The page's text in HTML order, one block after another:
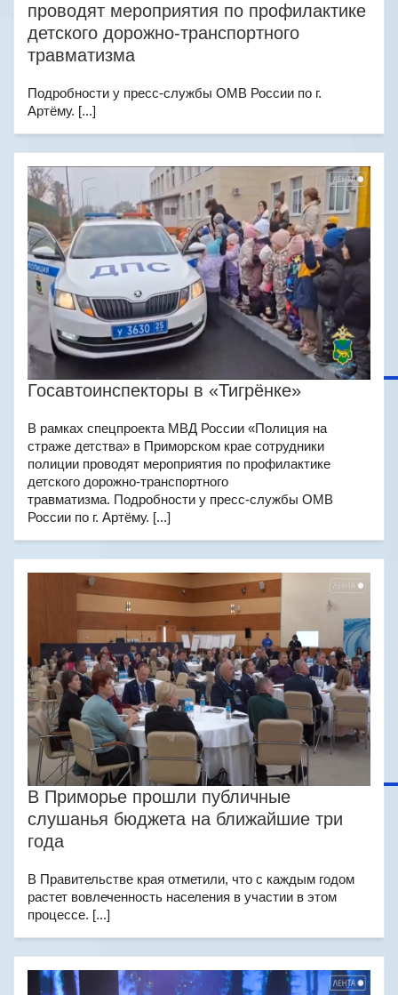
проводят мероприятия по профилактике
детского дорожно-транспортного
травматизма
Подробности у пресс-службы ОМВ России по г.
Артёму. [...]
Госавтоинспекторы в «Тигрёнке»
В рамках спецпроекта МВД России «Полиция на
страже детства» в Приморском крае сотрудники
полиции проводят мероприятия по профилактике
детского дорожно-транспортного
травматизма. Подробности у пресс-службы ОМВ
России по г. Артёму. [...]
В Приморье прошли публичные
слушанья бюджета на ближайшие три
года
В Правительстве края отметили, что с каждым годом
растет вовлеченность населения в участии в этом
процессе. [...]